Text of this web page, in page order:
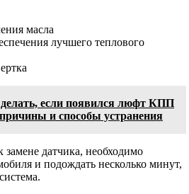
масла
лучшего теплового
если появился люфт КПП
и способы устранения
датчика, необходимо
и подождать несколько минут,